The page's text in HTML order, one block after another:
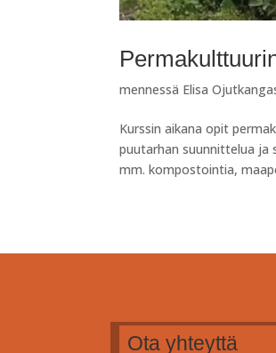
mennessä Elisa
Kurssin aikana opit
puutarhan suunnittelua ja
mm. kompostointia,
Ota yhteyttä